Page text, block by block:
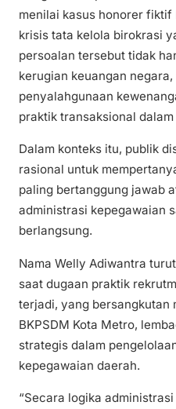
menilai kasus honorer
krisis tata kelola birokrasi
persoalan tersebut tidak
kerugian keuangan
penyalahgunaan
praktik transaksional
Dalam konteks itu, publik
rasional untuk
paling bertanggung jawab
administrasi kepegawaian
berlangsung.
Nama Welly Adiwantra
saat dugaan praktik
terjadi, yang bersangkutan
BKPSDM Kota Metro,
strategis dalam
kepegawaian daerah.
“Secara logika